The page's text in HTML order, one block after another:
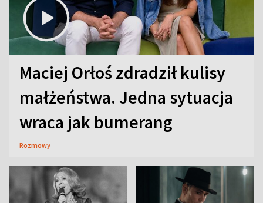
Maciej Orłoś zdradził kulisy
małżeństwa. Jedna sytuacja
wraca jak bumerang
Rozmowy